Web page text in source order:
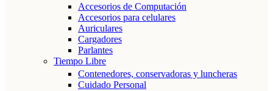
Accesorios de Computación
Accesorios para celulares
Auriculares
Cargadores
Parlantes
Tiempo Libre
Contenedores, conservadoras y luncheras
Cuidado Personal